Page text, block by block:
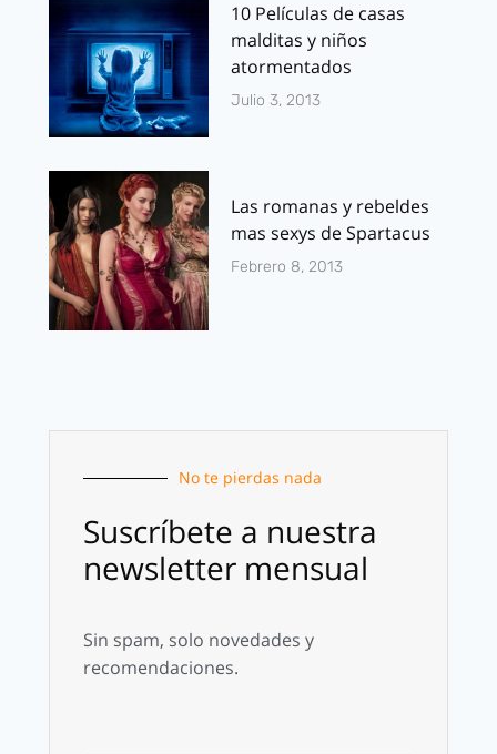
10 Películas de casas
malditas y niños
atormentados
Julio 3, 2013
Las romanas y rebeldes
mas sexys de Spartacus
Febrero 8, 2013
No te pierdas nada
Suscríbete a nuestra
newsletter mensual
Sin spam, solo novedades y
recomendaciones.